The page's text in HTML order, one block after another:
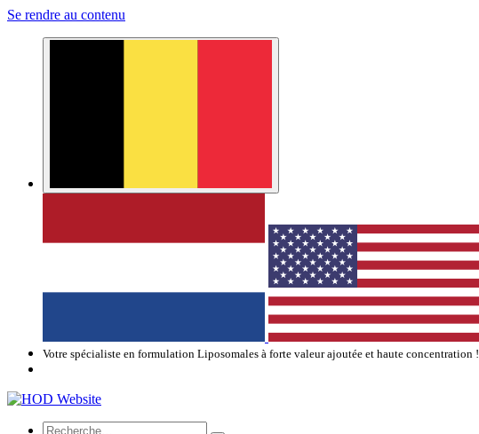
Se rendre au contenu
Votre spécialiste en formulation Liposomales à forte valeur ajoutée et haute concentration !